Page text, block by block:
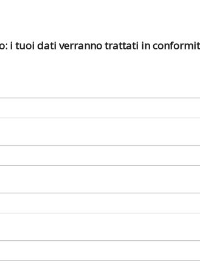
i tuoi dati verranno trattati in